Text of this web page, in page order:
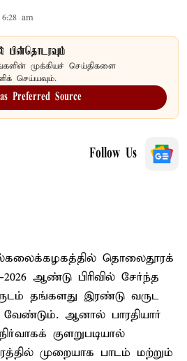
am
பின்தொடரவும்
முக்கியச் செய்திகளை
செய்யவும்.
Preferred Source
Follow Us
தொலைதூரக்
ஆண்டு பிரிவில் சேர்ந்த
தங்களது இரண்டு வருட
வேண்டும். ஆனால் பாரதியார்
குளறுபடியால்
முறையாக பாடம் மற்றும்